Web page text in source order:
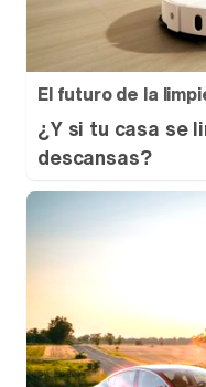
El futuro de la
¿Y si tu casa se
descansas?